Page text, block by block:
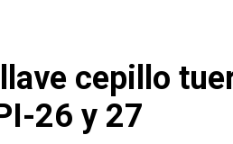
cepillo
26 y 27